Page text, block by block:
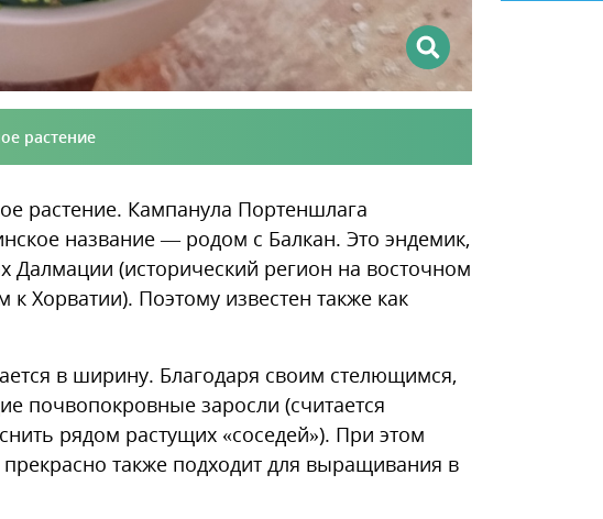
растение
растение. Кампанула Портеншлага
название — родом с Балкан. Это эндемик,
(исторический регион на восточном
Хорватии). Поэтому известен также как
в ширину. Благодаря своим стелющимся,
почвопокровные заросли (считается
рядом растущих «соседей»). При этом
также подходит для выращивания в